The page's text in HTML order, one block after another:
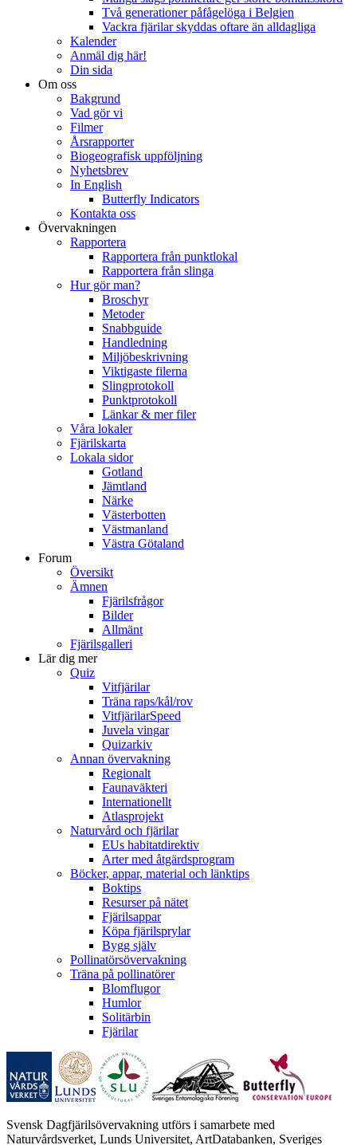
Två generationer påfågelöga i Belgien
Vackra fjärilar skyddas oftare än alldagliga
Kalender
Anmäl dig här!
Din sida
Om oss
Bakgrund
Vad gör vi
Filmer
Årsrapporter
Biogeografisk uppföljning
Nyhetsbrev
In English
Butterfly Indicators
Kontakta oss
Övervakningen
Rapportera
Rapportera från punktlokal
Rapportera från slinga
Hur gör man?
Broschyr
Metoder
Snabbguide
Handledning
Miljöbeskrivning
Viktigaste filerna
Slingprotokoll
Punktprotokoll
Länkar & mer filer
Våra lokaler
Fjärilskarta
Lokala sidor
Gotland
Jämtland
Närke
Västerbotten
Västmanland
Västra Götaland
Forum
Översikt
Ämnen
Fjärilsfrågor
Bilder
Allmänt
Fjärilsgalleri
Lär dig mer
Quiz
Vitfjärilar
Träna raps/kål/rov
VitfjärilarSpeed
Juvela vingar
Quizarkiv
Annan övervakning
Regionalt
Faunaväkteri
Internationellt
Atlasprojekt
Naturvård och fjärilar
EUs habitatdirektiv
Arter med åtgärdsprogram
Böcker, appar, material och länktips
Boktips
Resurser på nätet
Fjärilsappar
Köpa fjärilsprylar
Bygg själv
Pollinatörsövervakning
Träna på pollinatörer
Blomflugor
Humlor
Solitärbin
Fjärilar
Svensk Dagfjärilsövervakning utförs i samarbete med
Naturvårdsverket, Lunds Universitet, ArtDatabanken, Sveriges